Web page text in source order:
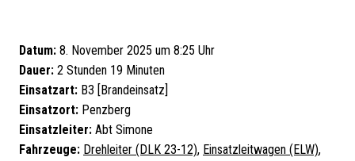
Datum: 8. November 2025 um 8:25 Uhr
Dauer: 2 Stunden 19 Minuten
Einsatzart: B3 [Brandeinsatz]
Einsatzort: Penzberg
Einsatzleiter: Abt Simone
Fahrzeuge: Drehleiter (DLK 23-12), Einsatzleitwagen (ELW),